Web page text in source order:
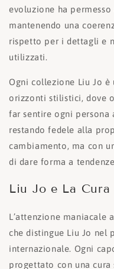
evoluzione ha
mantenendo una
rispetto per i dettagli e
utilizzati.
Ogni collezione Liu Jo
orizzonti stilistici, dove
far sentire ogni persona
restando fedele alla
cambiamento, ma con
di dare forma a
Liu Jo e La
L’attenzione maniacale
che distingue Liu Jo nel
internazionale. Ogni
progettato con una